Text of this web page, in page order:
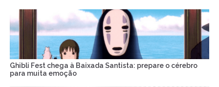
Ghibli Fest chega à Baixada Santista: prepare o cérebro
para muita emoção